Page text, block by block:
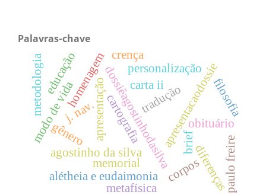
Palavras-chave
apresentaçãodossiêagostinhodasilvaapresentacaodossie
tradução
brief
j. nav.
agostinho da silva
carta ii
obituário
homenagem
memorial diferenças
corpos
alétheia e eudaimonia
filosofia
metafísica
modo de vida
paulo freire
educação personalização
crença
cartografia
metodologia
gênero